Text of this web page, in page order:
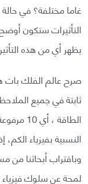
غاما مختلفة؟ في
التأثيرات ستكون
يظهر أي من هذه
صرح عالم الفلك بات
ثابتة في جميع
النسبية بفيزياء
وباقتراب أبحاثنا
لمحة عن سلوك فيزياء